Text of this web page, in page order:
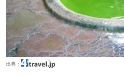
出典：